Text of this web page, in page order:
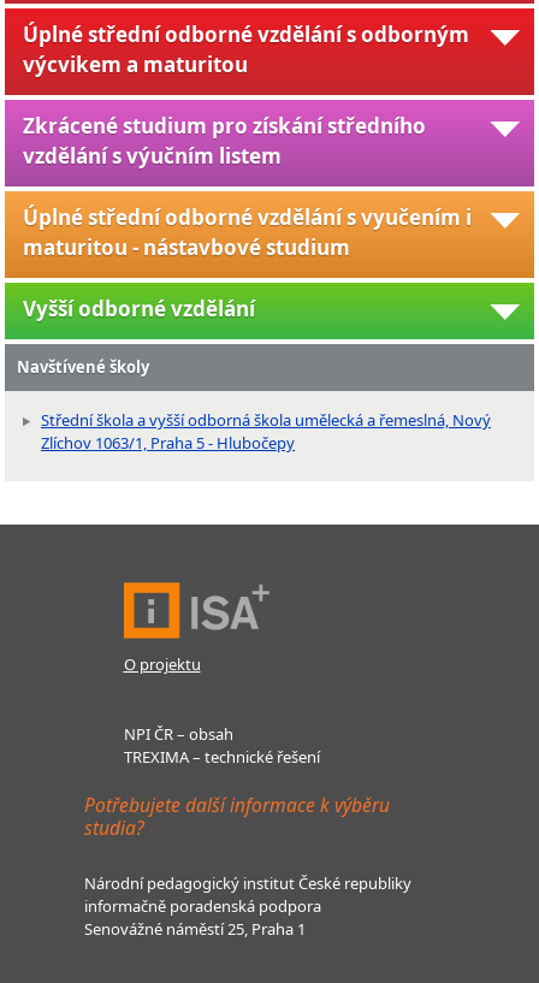
Úplné střední odborné vzdělání s odborným
výcvikem a maturitou
Zkrácené studium pro získání středního
vzdělání s výučním listem
Úplné střední odborné vzdělání s vyučením i
maturitou - nástavbové studium
Vyšší odborné vzdělání
Navštívené školy
Střední škola a vyšší odborná škola umělecká a řemeslná, Nový
Zlíchov 1063/1, Praha 5 - Hlubočepy
O projektu
NPI ČR – obsah
TREXIMA – technické řešení
Potřebujete další informace k výběru
studia?
Národní pedagogický institut České republiky
informačně poradenská podpora
Senovážné náměstí 25, Praha 1